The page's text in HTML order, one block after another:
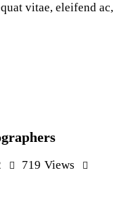
vitae, eleifend ac,
719 Views